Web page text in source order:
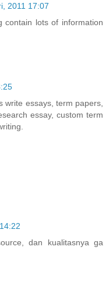
2011 17:07
contain lots of information
write essays, term papers,
essay, custom term
dan kualitasnya ga